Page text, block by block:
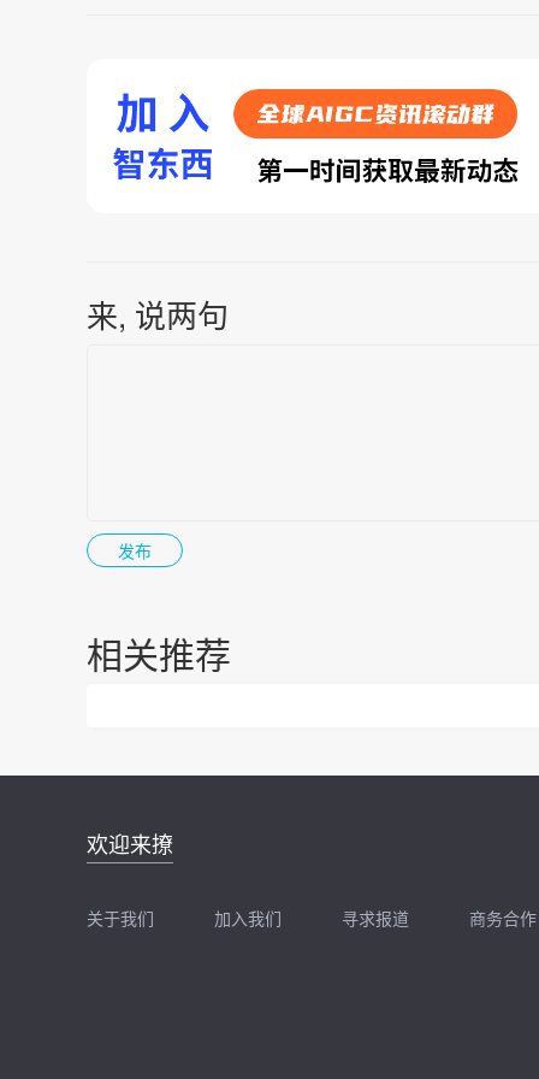
来, 说两句
相关推荐
欢迎来撩
关于我们 加入我们
扫码加我直接扔简历
寻求报道 商务合作
扫码加我直接